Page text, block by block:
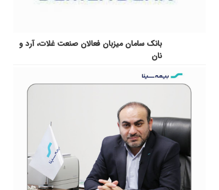
بانک سامان میزبان فعالان صنعت غلات، آرد و
نان